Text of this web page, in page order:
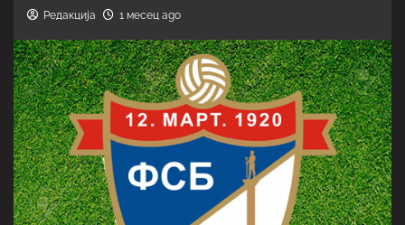
Редакција 1 месец ago